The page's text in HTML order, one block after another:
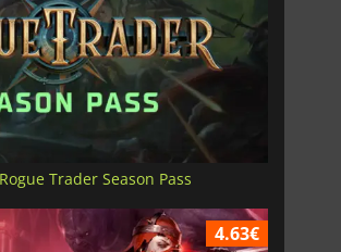
Trader Season Pass
4.63€